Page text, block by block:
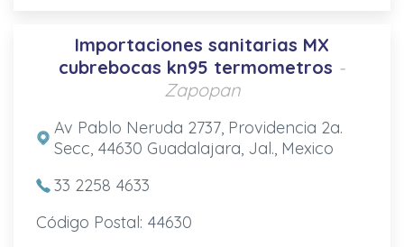
Importaciones sanitarias MX
cubrebocas kn95 termometros -
Zapopan
Av Pablo Neruda 2737, Providencia 2a.
Secc, 44630 Guadalajara, Jal., Mexico
33 2258 4633
Código Postal: 44630